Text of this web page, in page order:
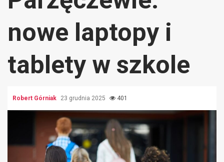
nowe laptopy i
tablety w szkole
Robert Górniak 23 grudnia 2025 401